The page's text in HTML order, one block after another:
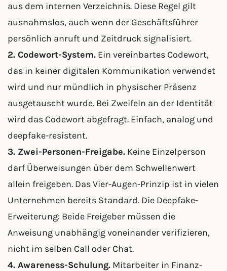
aus dem internen Verzeichnis. Diese Regel gilt
ausnahmslos, auch wenn der Geschäftsführer
persönlich anruft und Zeitdruck signalisiert.
2. Codewort-System. Ein vereinbartes Codewort,
das in keiner digitalen Kommunikation verwendet
wird und nur mündlich in physischer Präsenz
ausgetauscht wurde. Bei Zweifeln an der Identität
wird das Codewort abgefragt. Einfach, analog und
deepfake-resistent.
3. Zwei-Personen-Freigabe. Keine Einzelperson
darf Überweisungen über dem Schwellenwert
allein freigeben. Das Vier-Augen-Prinzip ist in vielen
Unternehmen bereits Standard. Die Deepfake-
Erweiterung: Beide Freigeber müssen die
Anweisung unabhängig voneinander verifizieren,
nicht im selben Call oder Chat.
4. Awareness-Schulung. Mitarbeiter in Finanz-